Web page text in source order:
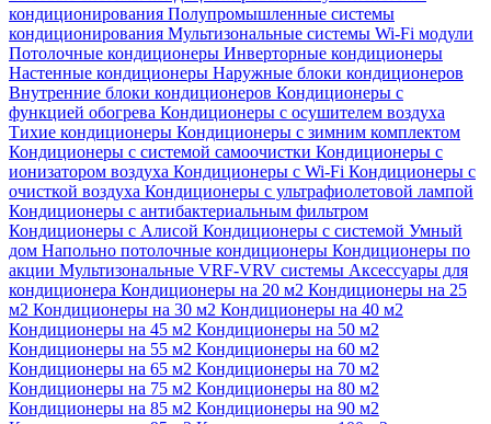
кондиционирования Полупромышленные системы
кондиционирования Мультизональные системы Wi-Fi модули
Потолочные кондиционеры Инверторные кондиционеры
Настенные кондиционеры Наружные блоки кондиционеров
Внутренние блоки кондиционеров Кондиционеры с
функцией обогрева Кондиционеры с осушителем воздуха
Тихие кондиционеры Кондиционеры с зимним комплектом
Кондиционеры с системой самоочистки Кондиционеры с
ионизатором воздуха Кондиционеры с Wi-Fi Кондиционеры с
очисткой воздуха Кондиционеры с ультрафиолетовой лампой
Кондиционеры с антибактериальным фильтром
Кондиционеры с Алисой Кондиционеры с системой Умный
дом Напольно потолочные кондиционеры Кондиционеры по
акции Мультизональные VRF-VRV системы Аксессуары для
кондиционера Кондиционеры на 20 м2 Кондиционеры на 25
м2 Кондиционеры на 30 м2 Кондиционеры на 40 м2
Кондиционеры на 45 м2 Кондиционеры на 50 м2
Кондиционеры на 55 м2 Кондиционеры на 60 м2
Кондиционеры на 65 м2 Кондиционеры на 70 м2
Кондиционеры на 75 м2 Кондиционеры на 80 м2
Кондиционеры на 85 м2 Кондиционеры на 90 м2